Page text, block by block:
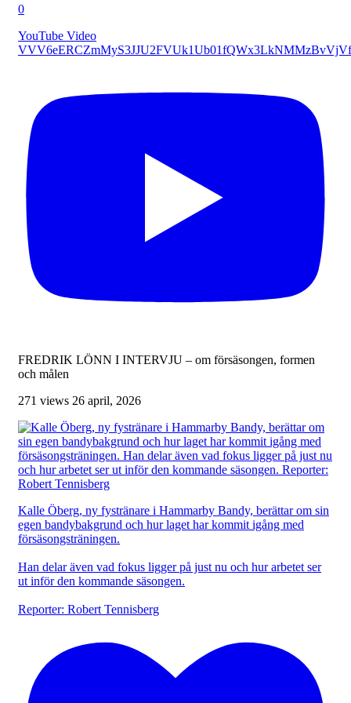
0
YouTube Video
FREDRIK LÖNN I INTERVJU – om försäsongen, formen
och målen
271 views 26 april, 2026
Kalle Öberg, ny fystränare i Hammarby Bandy, berättar om sin
egen bandybakgrund och hur laget har kommit igång med
försäsongsträningen.
Han delar även vad fokus ligger på just nu och hur arbetet ser
ut inför den kommande säsongen.
Reporter: Robert Tennisberg